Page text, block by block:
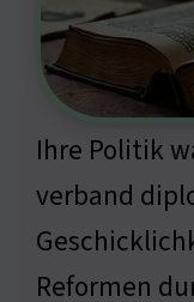
Ihre Politik
verband
Reformen